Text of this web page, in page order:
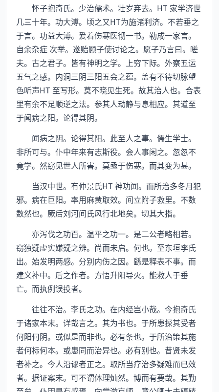
怀子抱奇氏。少治儒术。壮岁弃去。HT 家学济世
几三十年。功大溥。顷之又HT为施诸利济。不若垂之
于言。功益大溥。爰着伤寒医彻一书。勒成一家言。
自余杂症 次举。遂贻顾子使讨论之。愿子乃言曰。嗟
夫。古之君子。皆有神明之学。上穷下际。外察五运
五气之感。内洞三阴三阳五会之蕴。盖有不待切脉望
色听声HT 至写形。莫不晓见生死。故其治人也。合表
里有余不足顺逆之法。参其人动静与息相应。其道至
于闻病之阳。论得其阴。
闻病之阴。论得其阳。此至人之事。儒生学士。
非所可与。仆中年来有志斯役。会人事闲之。忽忽不
竟学。然窃见世人所害。莫亟于伤寒。而其变为甚。
当汉中世。有仲景氏HT 神功闻。而所治多冬月犯
邪。病在巨阳。率用麻黄取效。间立附子救里。不数
数然也。厥后刘河间氏风行北地矣。切其大指。
亦泻伐之功百。温平之功一。是二公者略相若。
窃独疑虚实嫌疑之辨。尚而未启。何也。至东垣李氏
出。始发明两感。分别内伤之因。繇是释表不事。而
建义补中。后之作者。方悟升阳导火。能救人于垂
亡。而执例误投者。
往往不治。李氏之功。在内经岂小哉。今抱奇氏
于诸家本末。详哉言之。其为书也。于所患探其受者
何阳何阴。或似是而非也。必有条也。于所治策其施
者何标何本。或患同而治异也。必有别也。昔贤未发
者补之。今人沿谬者正之。取所当疗治多疑难而已效
者。据证案末。可不谓体理灿然。博而有要哉。其勤